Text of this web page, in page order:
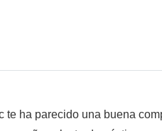
te ha parecido una buena